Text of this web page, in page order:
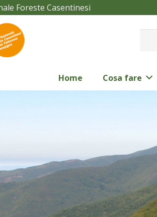
Foreste Casentinesi
Home Cosa fare